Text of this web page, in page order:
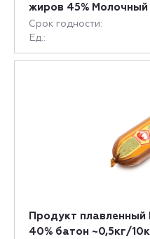
жиров 45%
Срок годности:
Ед.:
Продукт плавленный
40% батон ~0,5кг/